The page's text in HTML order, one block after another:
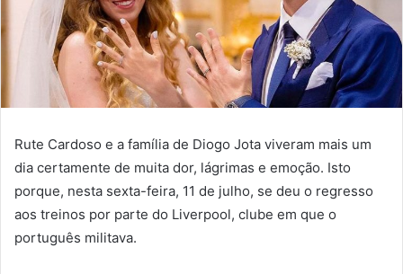
Rute Cardoso e a família de Diogo Jota viveram mais um
dia certamente de muita dor, lágrimas e emoção. Isto
porque, nesta sexta-feira, 11 de julho, se deu o regresso
aos treinos por parte do Liverpool, clube em que o
português militava.